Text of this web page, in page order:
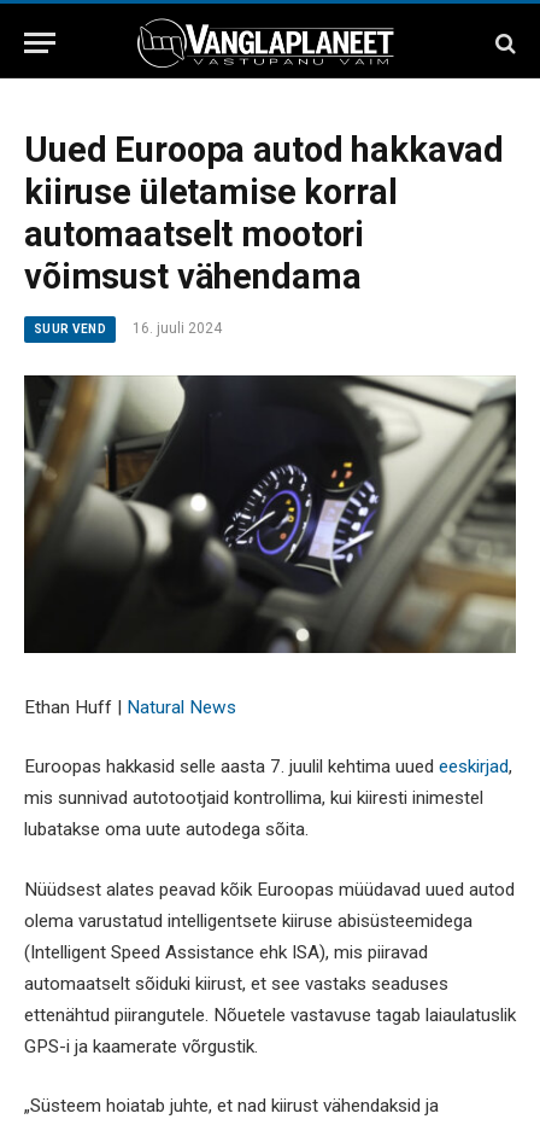
Uued Euroopa autod hakkavad
kiiruse ületamise korral
automaatselt mootori
võimsust vähendama
SUUR VEND 16. juuli 2024
Ethan Huff | Natural News
Euroopas hakkasid selle aasta 7. juulil kehtima uued eeskirjad,
mis sunnivad autotootjaid kontrollima, kui kiiresti inimestel
lubatakse oma uute autodega sõita.
Nüüdsest alates peavad kõik Euroopas müüdavad uued autod
olema varustatud intelligentsete kiiruse abisüsteemidega
(Intelligent Speed Assistance ehk ISA), mis piiravad
automaatselt sõiduki kiirust, et see vastaks seaduses
ettenähtud piirangutele. Nõuetele vastavuse tagab laiaulatuslik
GPS-i ja kaamerate võrgustik.
„Süsteem hoiatab juhte, et nad kiirust vähendaksid ja